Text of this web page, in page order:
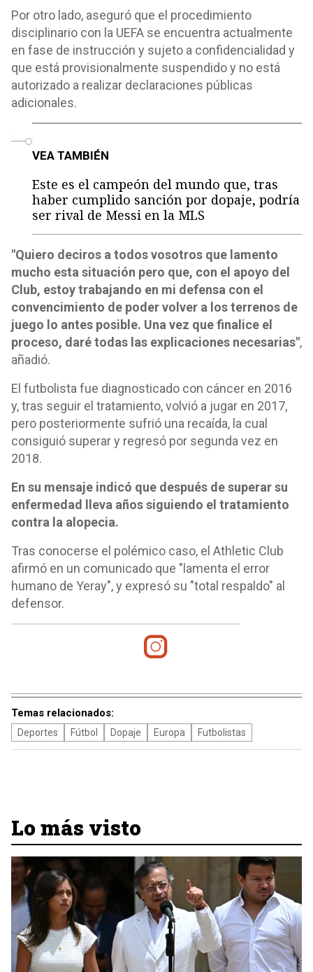
Por otro lado, aseguró que el procedimiento
disciplinario con la UEFA se encuentra actualmente
en fase de instrucción y sujeto a confidencialidad y
que está provisionalmente suspendido y no está
autorizado a realizar declaraciones públicas
adicionales.
VEA TAMBIÉN
Este es el campeón del mundo que, tras
haber cumplido sanción por dopaje, podría
ser rival de Messi en la MLS
"Quiero deciros a todos vosotros que lamento
mucho esta situación pero que, con el apoyo del
Club, estoy trabajando en mi defensa con el
convencimiento de poder volver a los terrenos de
juego lo antes posible. Una vez que finalice el
proceso, daré todas las explicaciones necesarias",
añadió.
El futbolista fue diagnosticado con cáncer en 2016
y, tras seguir el tratamiento, volvió a jugar en 2017,
pero posteriormente sufrió una recaída, la cual
consiguió superar y regresó por segunda vez en
2018.
En su mensaje indicó que después de superar su
enfermedad lleva años siguiendo el tratamiento
contra la alopecia.
Tras conocerse el polémico caso, el Athletic Club
afirmó en un comunicado que "lamenta el error
humano de Yeray", y expresó su "total respaldo" al
defensor.
Temas relacionados:
Deportes Fútbol Dopaje Europa Futbolistas
Lo más visto